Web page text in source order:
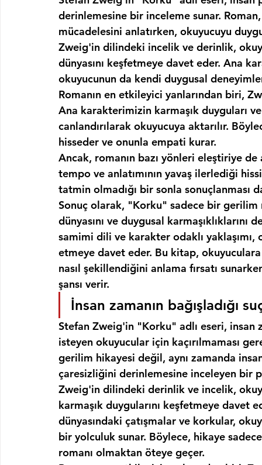
derinlemesine bir inceleme sunar.
mücadelesini anlatırken, okuyucuyu
Zweig'in dilindeki incelik ve derinlik,
dünyasını keşfetmeye davet eder. Ana
okuyucunun da kendi duygusal
Romanın en etkileyici yanlarından biri,
Ana karakterimizin karmaşık duyguları
canlandırılarak okuyucuya aktarılır.
hisseder ve onunla empati kurar.
Ancak, romanın bazı yönleri eleştiriye
tempo ve anlatımının yavaş ilerlediği
tatmin olmadığı bir sonla sonuçlanması
Sonuç olarak, "Korku" sadece bir gerilim
dünyasını ve duygusal
samimi dili ve karakter odaklı
etmeye davet eder. Bu kitap, okuyuculara
nasıl şekillendiğini anlama fırsatı
şansı verir.
İnsan zamanın bağışladığı
Stefan Zweig'in "Korku" adlı eseri, insan
isteyen okuyucular için kaçırılmaması
gerilim hikayesi değil, aynı zamanda
çaresizliğini derinlemesine inceleyen bir
Zweig'in dilindeki derinlik ve incelik,
karmaşık duygularını keşfetmeye davet
dünyasındaki çatışmalar ve korkular,
bir yolculuk sunar. Böylece, hikaye
romanı olmaktan öteye geçer.